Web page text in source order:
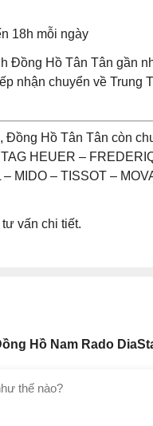
18h mỗi ngày
Đồng Hồ Tân Tân gần
nhận chuyển về Trung
Đồng Hồ Tân Tân còn
HEUER –
MIDO – TISSOT –
vấn chi tiết.
Hồ Nam Rado